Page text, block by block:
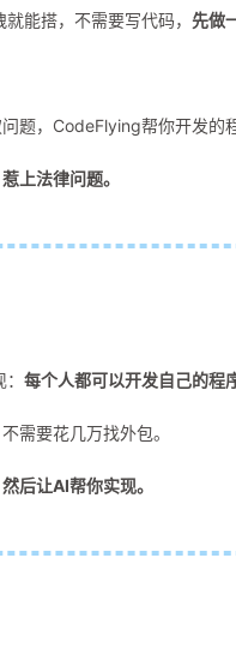
能搭，不需要写代码， 先做
题，CodeFlying帮你开发的
上法律问题。
每个人都可以开发自己的程
需要花几万找外包。
后让AI帮你实现。